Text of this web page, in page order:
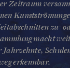
Zeitraum
zu-
macht
erkennbar.